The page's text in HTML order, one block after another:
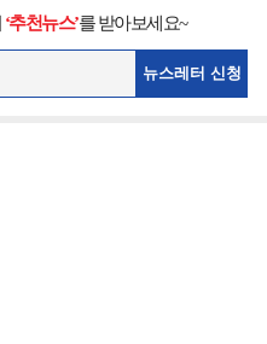
‘추천뉴스’를 받아보세요~
뉴스레터 신청